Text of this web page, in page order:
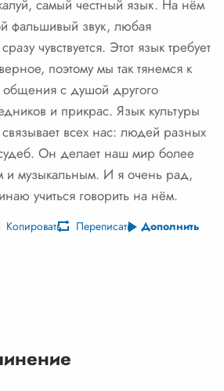
самый честный язык. На нём
фальшивый звук, любая
чувствуется. Этот язык требует
поэтому мы так тянемся к
общения с душой другого
и прикрас. Язык культуры
всех нас: людей разных
Он делает наш мир более
музыкальным. И я очень рад,
учиться говорить на нём.
Копировать Переписать Дополнить